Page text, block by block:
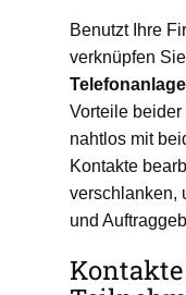
Benutzt Ihre
verknüpfen
Telefonanlage
Vorteile
nahtlos mit
Kontakte
verschlanken,
und